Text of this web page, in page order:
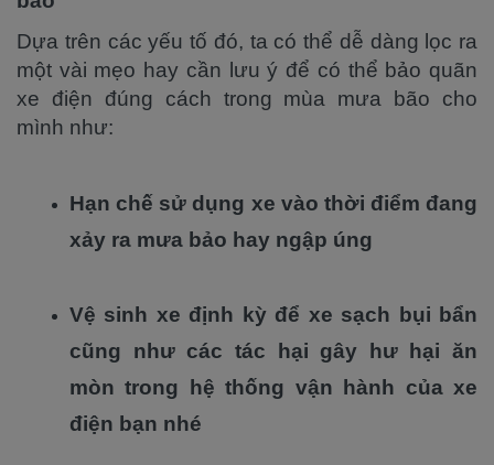
Dựa trên các yếu tố đó, ta có thể dễ dàng lọc ra
một vài mẹo hay cần lưu ý để có thể bảo quãn
xe điện đúng cách trong mùa mưa bão cho
mình như:
Hạn chế sử dụng xe vào thời điểm đang
xảy ra mưa bảo hay ngập úng
Vệ sinh xe định kỳ để xe sạch bụi bẩn
cũng như các tác hại gây hư hại ăn
mòn trong hệ thống vận hành của xe
điện bạn nhé